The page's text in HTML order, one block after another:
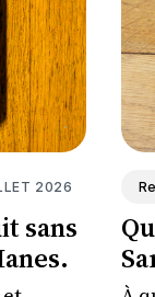
2026
sans